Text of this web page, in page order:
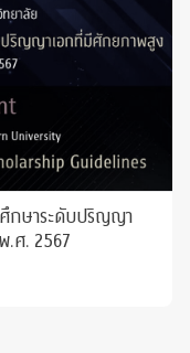
กษาระดับปริญญา
.ศ. 2567